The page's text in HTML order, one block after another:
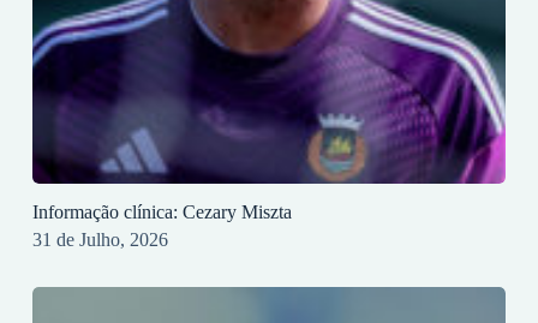
Informação clínica: Cezary Miszta
31 de Julho, 2026